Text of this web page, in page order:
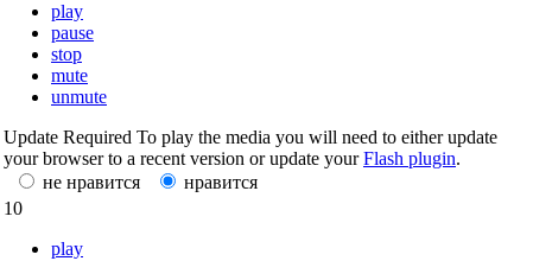
play
pause
stop
mute
unmute
Update Required To play the media you will need to either update
your browser to a recent version or update yourFlash plugin.
не нравится
нравится
10
play